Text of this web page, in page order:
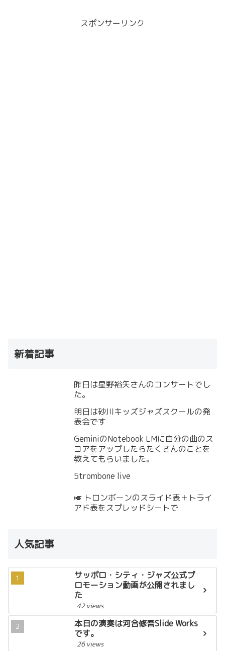
スポンサーリンク
新着記事
昨日は星野裕矢さんのコンサートでし
た。
明日は砂川キッズジャズスクールの発
表会です
GeminiのNotebook LMに自分の曲のス
コアをアップしたらたくさんのことを
教えてもらいました。
5trombone live
🎺 トロンボーンのスライド表＋トライ
アド表をスプレッドシートで
人気記事
サッポロ・シティ・ジャズ公式プ
ロモーション動画が公開されまし
た
42 views
本日の演奏は河合修吾Slide Works
です。
26 views